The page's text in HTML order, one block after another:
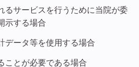
るサービスを行うために当院が委
示する場合
データ等を使用する場合
ことが必要である場合